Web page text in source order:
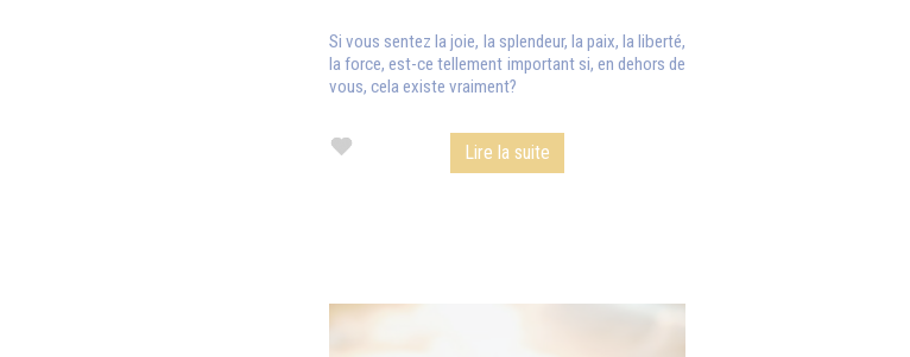
Si vous sentez la joie, la splendeur, la paix, la liberté,
la force, est-ce tellement important si, en dehors de
vous, cela existe vraiment?
Lire la suite